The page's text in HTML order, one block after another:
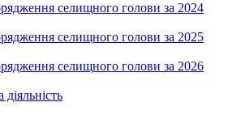
селищного голови за 2024
селищного голови за 2025
селищного голови за 2026
діяльність